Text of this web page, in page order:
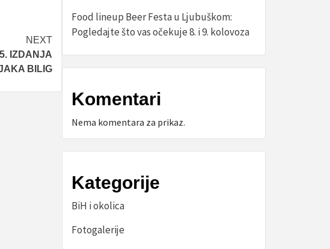
NEXT
IZDANJA
BILIG
Food lineup Beer Festa u Ljubuškom:
Pogledajte što vas očekuje 8. i 9. kolovoza
Komentari
Nema komentara za prikaz.
Kategorije
BiH i okolica
Fotogalerije